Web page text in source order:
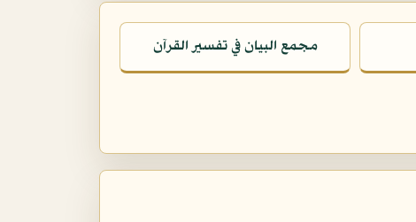
مجمع البيان في تفسير القرآن